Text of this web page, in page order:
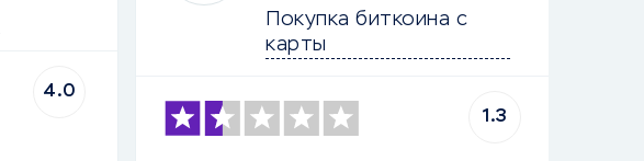
4.0
Покупка биткоина с
карты
1.3